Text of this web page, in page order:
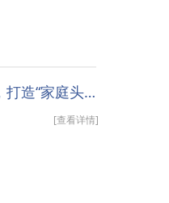
中大型MPV比亚迪2026款夏上市限时19.68万起，打造“家庭头等舱”
[查看详情]